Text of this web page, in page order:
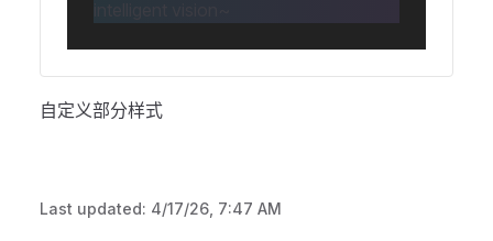
自定义部分样式
Last updated: 4/17/26, 7:47 AM